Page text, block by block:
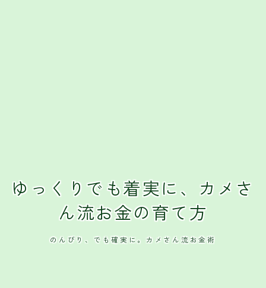
ゆっくりでも着実に、カメさ
ん流お金の育て方
のんびり、でも確実に。カメさん流お金術